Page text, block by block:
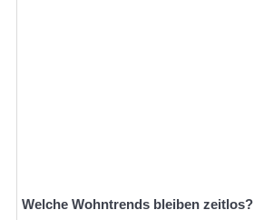
Welche Wohntrends bleiben zeitlos?